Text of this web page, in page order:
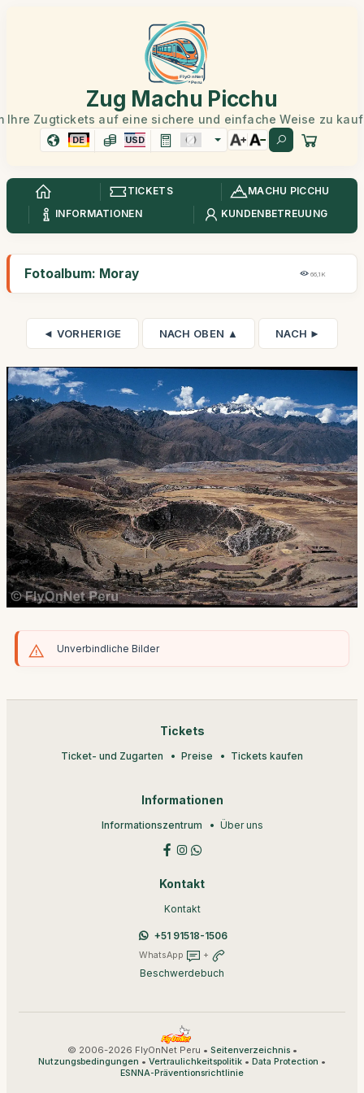
Zug Machu Picchu
Ihre Zugtickets auf eine sichere und einfache Weise zu
DE USD
TICKETS
MACHU PICCHU
INFORMATIONEN
KUNDENBETREUUNG
Fotoalbum: Moray 66,1K
◄ VORHERIGE NACH OBEN ▲ NACH ►
Unverbindliche Bilder
Tickets
Ticket- und Zugarten Preise Tickets kaufen
Informationen
Informationszentrum Über uns
Kontakt
Kontakt
+51 91518-1506
WhatsApp +
Beschwerdebuch
© 2006-2026 FlyOnNet Peru • Seitenverzeichnis•
Nutzungsbedingungen • Vertraulichkeitspolitik • Data Protection •
ESNNA-Präventionsrichtlinie